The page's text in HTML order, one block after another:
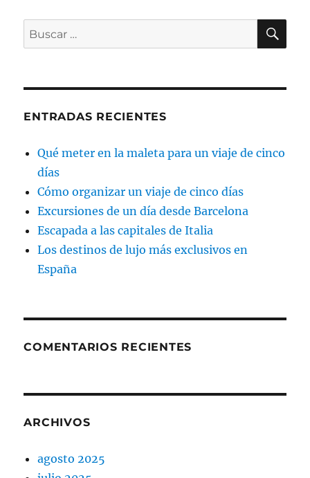
Buscar
por:
ENTRADAS RECIENTES
Qué meter en la maleta para un viaje de cinco
días
Cómo organizar un viaje de cinco días
Excursiones de un día desde Barcelona
Escapada a las capitales de Italia
Los destinos de lujo más exclusivos en
España
COMENTARIOS RECIENTES
ARCHIVOS
agosto 2025